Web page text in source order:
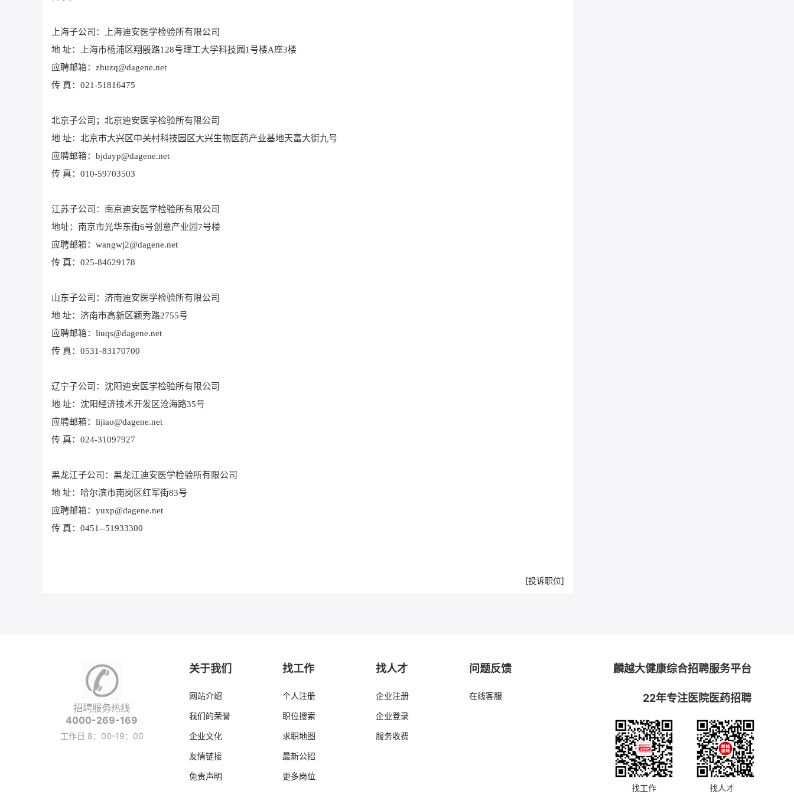
上海子公司：上海迪安医学检验所有限公司
地 址：上海市杨浦区翔殷路128号理工大学科技园1号楼A座3楼
应聘邮箱：zhuzq@dagene.net
传 真：021-51816475
北京子公司；北京迪安医学检验所有限公司
地 址：北京市大兴区中关村科技园区大兴生物医药产业基地天富大街九号
应聘邮箱：bjdayp@dagene.net
传 真：010-59703503
江苏子公司：南京迪安医学检验所有限公司
地址：南京市光华东街6号创意产业园7号楼
应聘邮箱：wangwj2@dagene.net
传 真：025-84629178
山东子公司：济南迪安医学检验所有限公司
地 址：济南市高新区颖秀路2755号
应聘邮箱：liuqs@dagene.net
传 真：0531-83170700
辽宁子公司：沈阳迪安医学检验所有限公司
地 址：沈阳经济技术开发区沧海路35号
应聘邮箱：lijiao@dagene.net
传 真：024-31097927
黑龙江子公司：黑龙江迪安医学检验所有限公司
地 址：哈尔滨市南岗区红军街83号
应聘邮箱：yuxp@dagene.net
传 真：0451--51933300
[投诉职位]
招聘服务热线
4000-269-169
工作日 8：00-19：00
关于我们
网站介绍
我们的荣誉
企业文化
友情链接
免责声明
找工作
个人注册
职位搜索
求职地图
最新公招
更多岗位
找人才
企业注册
企业登录
服务收费
问题反馈
在线客服
麟越大健康综合招聘服务平台
22年专注医院医药招聘
找人才
找工作